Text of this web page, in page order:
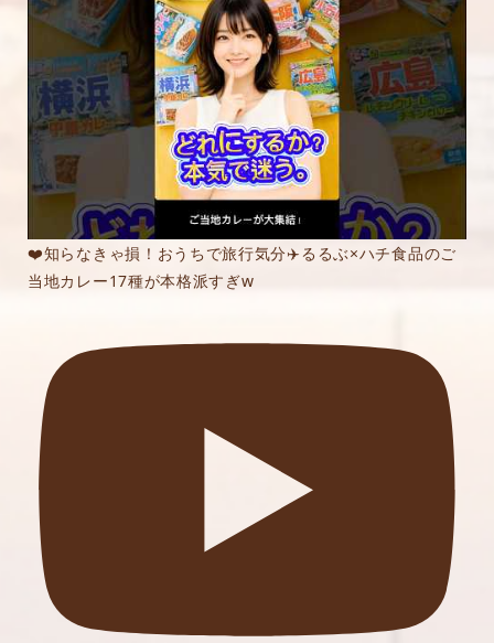
❤️知らなきゃ損！おうちで旅行気分✈️るるぶ×ハチ食品のご
当地カレー17種が本格派すぎw